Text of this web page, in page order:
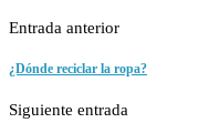
Entrada anterior
¿Dónde reciclar la ropa?
Siguiente entrada